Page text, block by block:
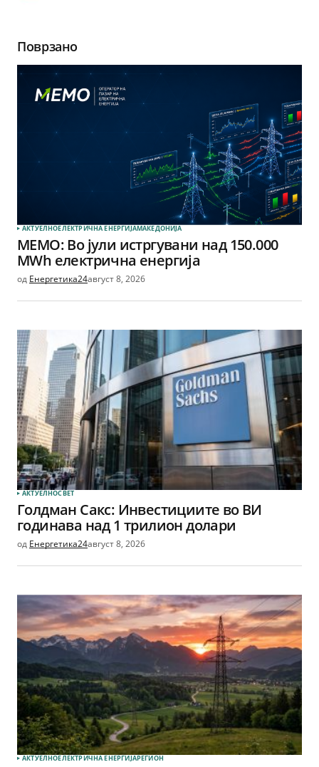
Поврзано
АКТУЕЛНОЕЛЕКТРИЧНА ЕНЕРГИЈАМАКЕДОНИЈА
МЕМО: Во јули истргувани над 150.000
MWh електрична енергија
од Енергетика24август 8, 2026
АКТУЕЛНОСВЕТ
Голдман Сакс: Инвестициите во ВИ
годинава над 1 трилион долари
од Енергетика24август 8, 2026
АКТУЕЛНОЕЛЕКТРИЧНА ЕНЕРГИЈАРЕГИОН